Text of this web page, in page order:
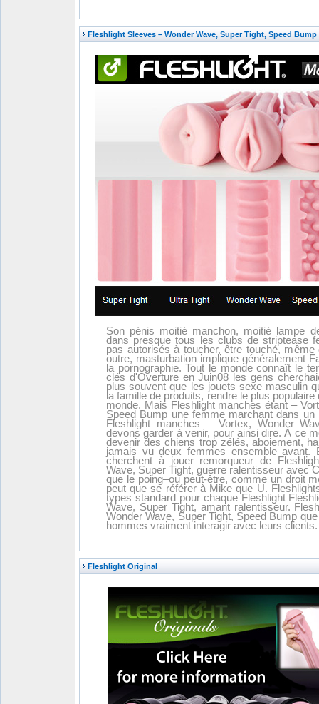
Fleshlight Sleeves – Wonder Wave, Super Tight, Speed Bump
Son pénis moitié manchon, moitié lampe
dans presque tous les clubs de striptease
pas autorisés à toucher, être touché,
outre, masturbation implique généralement
la pornographie. Tout le monde connaît le
clés d'Overture en Juin08 les gens
plus souvent que les jouets sexe masculin
la famille de produits, rendre le plus
monde. Mais Fleshlight manches étant –
Speed Bump une femme marchant dans
Fleshlight manches – Vortex, Wonder
devons garder à venir, pour ainsi dire. À ce
devenir des chiens trop zélés, aboiement,
jamais vu deux femmes ensemble avant.
cherchent à jouer remorqueur de
Wave, Super Tight, guerre ralentisseur avec
que le poing–ou peut-être, comme un droit
peut que se référer à Mike que U.
types standard pour chaque Fleshlight
Wave, Super Tight, amant ralentisseur.
Wonder Wave, Super Tight, Speed Bump
hommes vraiment interagir avec leurs clients.
Fleshlight Original